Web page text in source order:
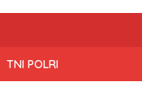
TNI POLRI